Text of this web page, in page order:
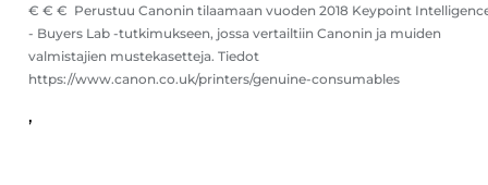
€ € € Perustuu Canonin tilaamaan vuoden 2018 Keypoint
- Buyers Lab -tutkimukseen, jossa vertailtiin Canonin ja muiden
valmistajien mustekasetteja. Tiedot
https://www.canon.co.uk/printers/genuine-consumables
,